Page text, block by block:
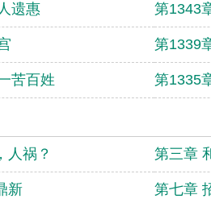
遗惠 第1343
第1339
苦百姓 第1335
人祸？ 第三章
新 第七章